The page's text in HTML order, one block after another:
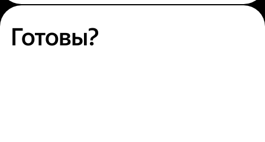
Готовы?